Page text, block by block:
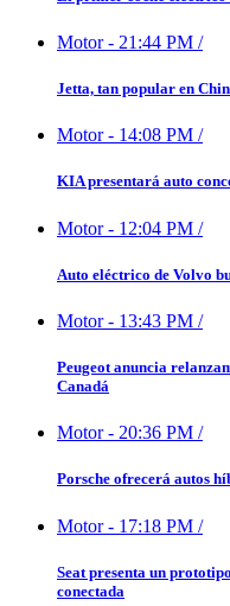
Motor- 21:44 PM /
Jetta, tan popular en
Motor- 14:08 PM /
KIA presentará auto
Motor- 12:04 PM /
Auto eléctrico de Volvo
Motor- 13:43 PM /
Peugeot anuncia
Canadá
Motor- 20:36 PM /
Porsche ofrecerá autos
Motor- 17:18 PM /
Seat presenta un
conectada